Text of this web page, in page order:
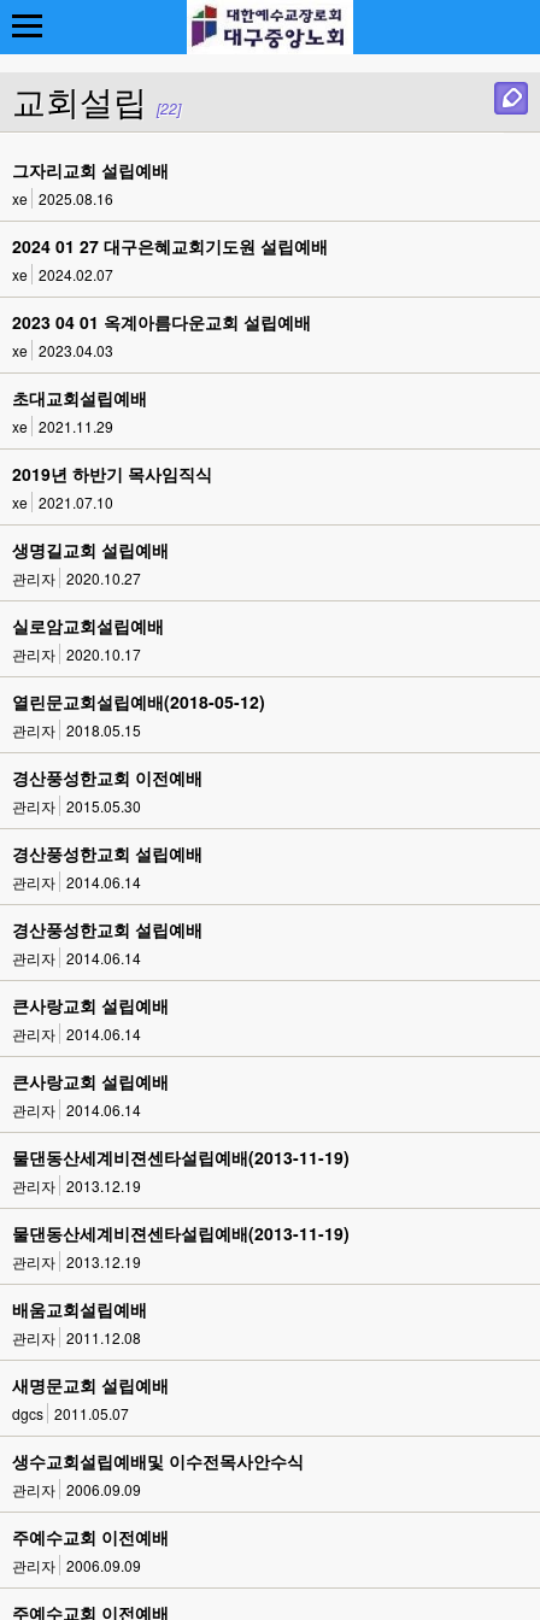
교회설립 [22]
그자리교회 설립예배
xe 2025.08.16
2024 01 27 대구은혜교회기도원 설립예배
xe 2024.02.07
2023 04 01 옥계아름다운교회 설립예배
xe 2023.04.03
초대교회설립예배
xe 2021.11.29
2019년 하반기 목사임직식
xe 2021.07.10
생명길교회 설립예배
관리자 2020.10.27
실로암교회설립예배
관리자 2020.10.17
열린문교회설립예배(2018-05-12)
관리자 2018.05.15
경산풍성한교회 이전예배
관리자 2015.05.30
경산풍성한교회 설립예배
관리자 2014.06.14
경산풍성한교회 설립예배
관리자 2014.06.14
큰사랑교회 설립예배
관리자 2014.06.14
큰사랑교회 설립예배
관리자 2014.06.14
물댄동산세계비젼센타설립예배(2013-11-19)
관리자 2013.12.19
물댄동산세계비젼센타설립예배(2013-11-19)
관리자 2013.12.19
배움교회설립예배
관리자 2011.12.08
새명문교회 설립예배
dgcs 2011.05.07
생수교회설립예배및 이수전목사안수식
관리자 2006.09.09
주예수교회 이전예배
관리자 2006.09.09
주예수교회 이전예배